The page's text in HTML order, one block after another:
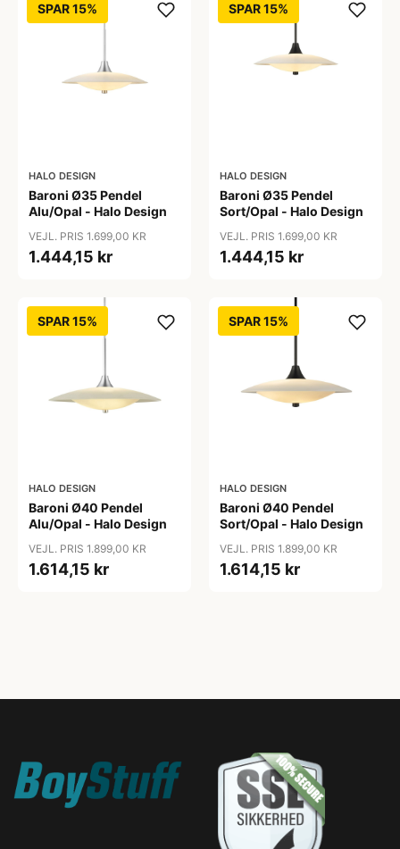
SPAR 15%
HALO DESIGN
Baroni Ø35 Pendel
Alu/Opal - Halo Design
VEJL. PRIS 1.699,00 KR
1.444,15 kr
SPAR 15%
HALO DESIGN
Baroni Ø35 Pendel
Sort/Opal - Halo Design
VEJL. PRIS 1.699,00 KR
1.444,15 kr
SPAR 15%
HALO DESIGN
Baroni Ø40 Pendel
Alu/Opal - Halo Design
VEJL. PRIS 1.899,00 KR
1.614,15 kr
SPAR 15%
HALO DESIGN
Baroni Ø40 Pendel
Sort/Opal - Halo Design
VEJL. PRIS 1.899,00 KR
1.614,15 kr